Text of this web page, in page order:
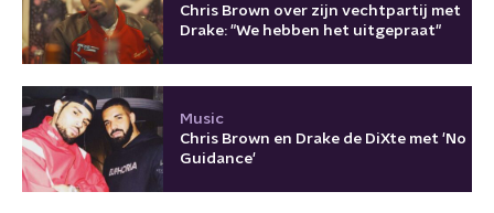
Chris Brown over zijn vechtpartij met
Drake: "We hebben het uitgepraat"
Music
Chris Brown en Drake de DiXte met 'No
Guidance'